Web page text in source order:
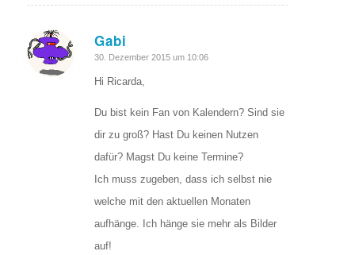
Gabi
sagte:
30. Dezember 2015 um 10:06
Hi Ricarda,
Du bist kein Fan von Kalendern? Sind sie
dir zu groß? Hast Du keinen Nutzen
dafür? Magst Du keine Termine?
Ich muss zugeben, dass ich selbst nie
welche mit den aktuellen Monaten
aufhänge. Ich hänge sie mehr als Bilder
auf!